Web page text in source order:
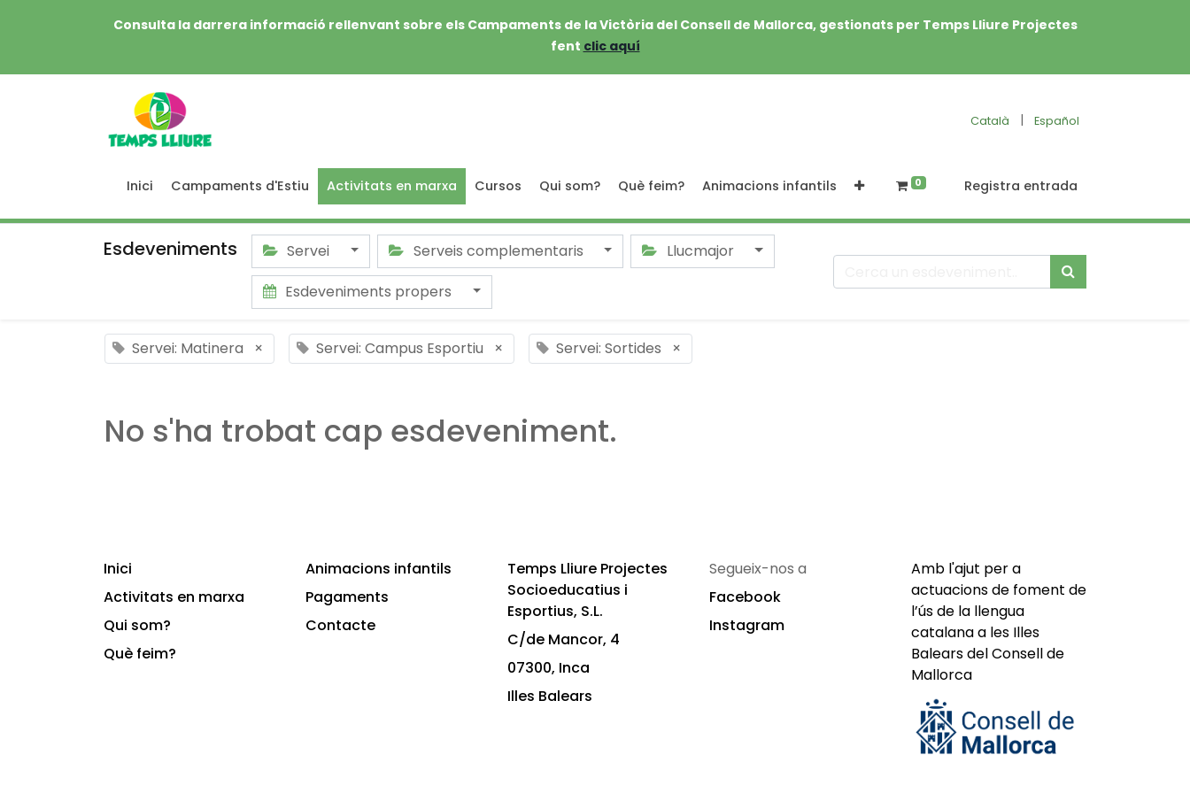
Consulta la darrera informació rellenvant sobre els Campaments de la Victòria del Consell de Mallorca, gestionats per Temps Lliure Projectes
fent clic aquí
Català | Español
Inici Campaments d'Estiu Activitats en marxa Cursos Qui som? Què feim? Animacions infantils 0 Registra entrada
Esdeveniments Servei Serveis complementaris
Llucmajor
Esdeveniments propers
Servei: Matinera × Servei: Campus Esportiu × Servei: Sortides ×
No s'ha trobat cap esdeveniment.
Inici
Activitats en marxa
Qui som?
Què feim?
Animacions infantils
Pagaments
Contacte
Temps Lliure Projectes
Socioeducatius i
Esportius, S.L.
C/de Mancor, 4
07300, Inca
Illes Balears
Segueix-nos a
Facebook
Instagram
Amb l'ajut per a
actuacions de foment de
l’ús de la llengua
catalana a les Illes
Balears del Consell de
Mallorca